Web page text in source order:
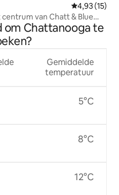
Gemiddelde
4,93 (15)
van Chatt & Blue
om Chattanooga te
Gemiddelde
temperatuur
5°C
8°C
12°C